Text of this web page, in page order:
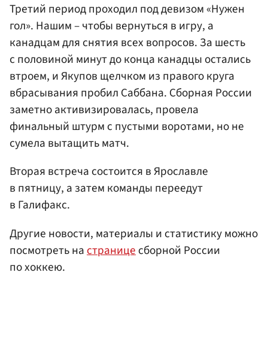
Третий период проходил под девизом «Нужен
гол». Нашим – чтобы вернуться в игру, а
канадцам для снятия всех вопросов. За шесть
с половиной минут до конца канадцы остались
втроем, и Якупов щелчком из правого круга
вбрасывания пробил Саббана. Сборная России
заметно активизировалась, провела
финальный штурм с пустыми воротами, но не
сумела вытащить матч.
Вторая встреча состоится в Ярославле
в пятницу, а затем команды переедут
в Галифакс.
Другие новости, материалы и статистику можно
посмотреть на странице сборной России
по хоккею.